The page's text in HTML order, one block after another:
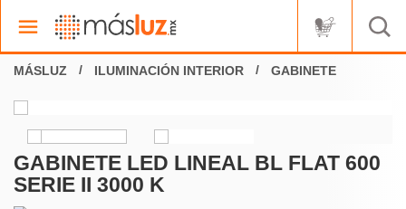
ILUMINACIÓN INTERIOR GABINETE
GABINETE LED LINEAL BL FLAT 600
SERIE II 3000 K